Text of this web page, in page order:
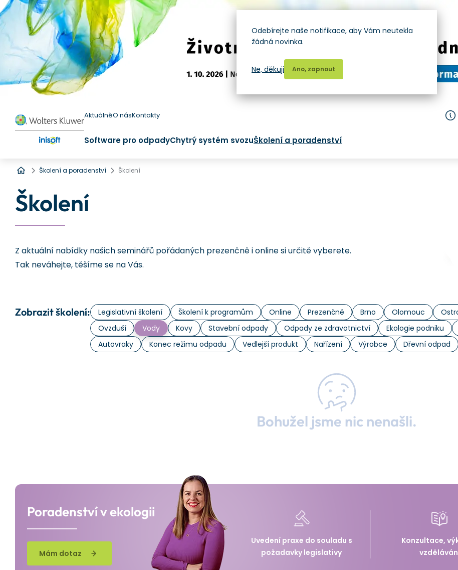
AktuálněO násKontakty
Software pro odpadyChytrý systém svozuŠkolení a poradenství
Úvod
Školení a poradenství Školení
Školení
Z aktuální nabídky našich seminářů pořádaných prezenčně i online si určitě vyberete.
Tak neváhejte, těšíme se na Vás.
Zobrazit školení: Legislativní školení Školení k programům Online Prezenčně Brno Olomouc
Ovzduší
Vody Kovy Stavební odpady Odpady ze zdravotnictví Ekologie podniku
Autovraky
Konec režimu odpadu Vedlejší produkt Nařízení Výrobce Dřevní odpad
Bohužel jsme nic nenašli.
Poradenství v ekologii
Mám dotaz
Uvedení praxe do souladu s
požadavky legislativy
Konzultace,
Odebírejte naše notifikace, aby Vám neutekla
žádná novinka.
Ano, zapnout
Ne, děkuji